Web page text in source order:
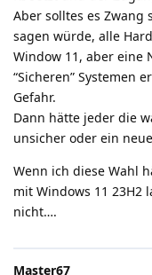
Aber solltes es Zwang
sagen würde, alle
Window 11, aber eine
“Sicheren” Systemen
Gefahr.
Dann hätte jeder die
unsicher oder ein
Wenn ich diese Wahl
mit Windows 11 23H2
nicht….
Master67